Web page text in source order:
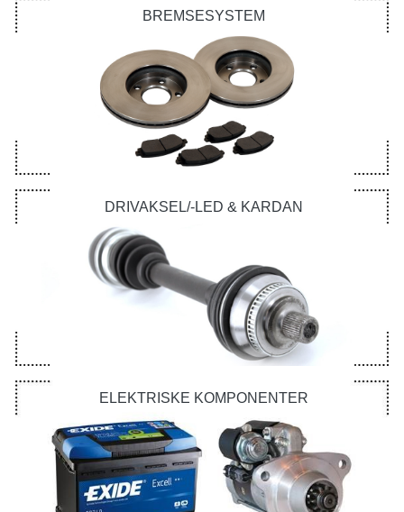
BREMSESYSTEM
DRIVAKSEL/-LED & KARDAN
ELEKTRISKE KOMPONENTER